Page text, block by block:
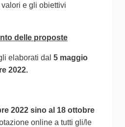
e gli obiettivi
delle proposte
elaborati dal 5 maggio
2022.
2022 sino al 18 ottobre
online a tutti gli/le